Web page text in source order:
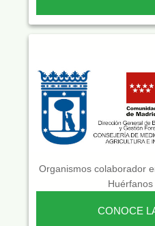
Organismos colaborador
CONOCE